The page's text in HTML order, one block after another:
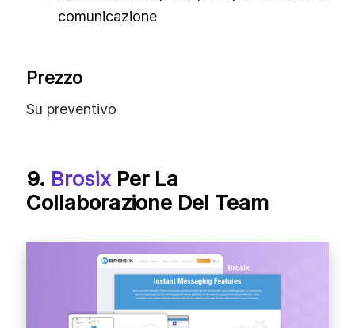
comunicazione
Prezzo
Su preventivo
9. BrosixPer La
Collaborazione Del Team